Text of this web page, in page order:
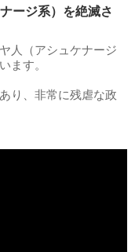
ージ系）を絶滅さ
人（アシュケナージ
ます。
り、非常に残虐な政